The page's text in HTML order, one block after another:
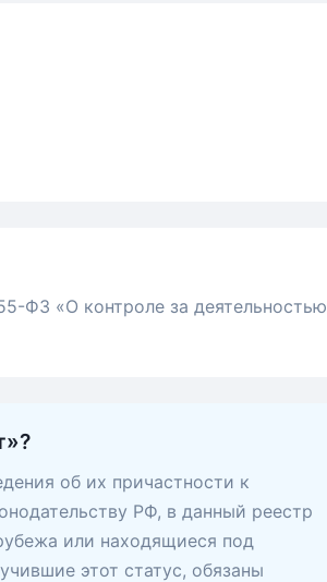
ФЗ «О контроле за деятельностью
об их причастности к
РФ, в данный реестр
или находящиеся под
этот статус, обязаны